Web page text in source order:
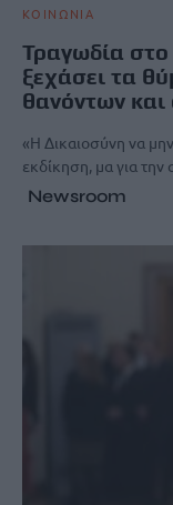
ΚΟΙΝΩΝΙΑ
Τραγωδία
ξεχάσει τα
θανόντων και
«Η Δικαιοσύνη να
εκδίκηση, μα για
Newsroom